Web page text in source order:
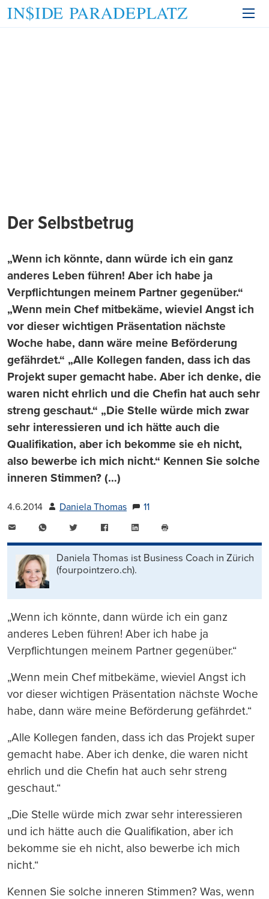
Der Selbstbetrug
„Wenn ich könnte, dann würde ich ein ganz
anderes Leben führen! Aber ich habe ja
Verpflichtungen meinem Partner gegenüber.“
„Wenn mein Chef mitbekäme, wieviel Angst ich
vor dieser wichtigen Präsentation nächste
Woche habe, dann wäre meine Beförderung
gefährdet.“ „Alle Kollegen fanden, dass ich das
Projekt super gemacht habe. Aber ich denke, die
waren nicht ehrlich und die Chefin hat auch sehr
streng geschaut.“ „Die Stelle würde mich zwar
sehr interessieren und ich hätte auch die
Qualifikation, aber ich bekomme sie eh nicht,
also bewerbe ich mich nicht.“ Kennen Sie solche
inneren Stimmen? (…)
4.6.2014 Daniela Thomas
11
WhatsAppTwitter FacebookLinkedIn
drucken
Daniela Thomas ist Business Coach in Zürich
(fourpointzero.ch).
„Wenn ich könnte, dann würde ich ein ganz
anderes Leben führen! Aber ich habe ja
Verpflichtungen meinem Partner gegenüber.“
„Wenn mein Chef mitbekäme, wieviel Angst ich
vor dieser wichtigen Präsentation nächste Woche
habe, dann wäre meine Beförderung gefährdet.“
„Alle Kollegen fanden, dass ich das Projekt super
gemacht habe. Aber ich denke, die waren nicht
ehrlich und die Chefin hat auch sehr streng
geschaut.“
„Die Stelle würde mich zwar sehr interessieren
und ich hätte auch die Qualifikation, aber ich
bekomme sie eh nicht, also bewerbe ich mich
nicht.“
Kennen Sie solche inneren Stimmen? Was, wenn